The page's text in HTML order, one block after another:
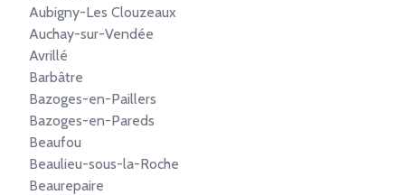
Aubigny-Les Clouzeaux
Auchay-sur-Vendée
Avrillé
Barbâtre
Bazoges-en-Paillers
Bazoges-en-Pareds
Beaufou
Beaulieu-sous-la-Roche
Beaurepaire